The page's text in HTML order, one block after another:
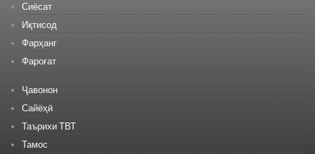
Сиёсат
Иқтисод
Фарҳанг
Фароғат
Ҷавонон
Сайёҳӣ
Таърихи ТВТ
Тамос